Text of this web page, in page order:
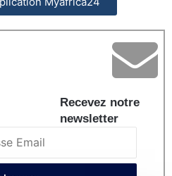
Recevez notre
newsletter